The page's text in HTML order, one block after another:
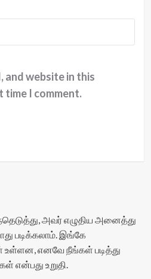
and website in this
I comment.
அவர் எழுதிய அனைத்து
படிக்கலாம். இங்கே
எனவே நீங்கள் படித்து
என்பது உறுதி.